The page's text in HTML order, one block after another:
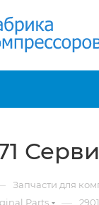
Запчасти для
Parts